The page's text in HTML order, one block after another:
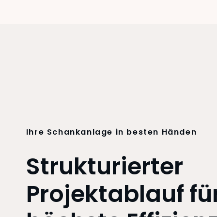
Ihre Schankanlage in besten Händen
Strukturierter
Projektablauf